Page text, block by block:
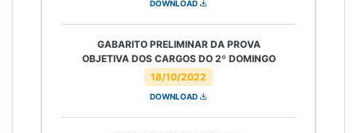
DOWNLOAD
18/10/2022
GABARITO PRELIMINAR DA PROVA
OBJETIVA DOS CARGOS DO 2º DOMINGO
DOWNLOAD